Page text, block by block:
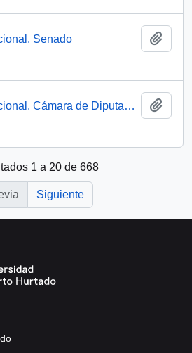
Senado
Chile. Congreso Nacional. Cámara de Diputados
1 a 20 de 668
Siguiente